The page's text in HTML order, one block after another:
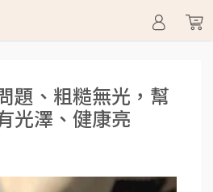
題、粗糙無光，幫
光澤、健康亮